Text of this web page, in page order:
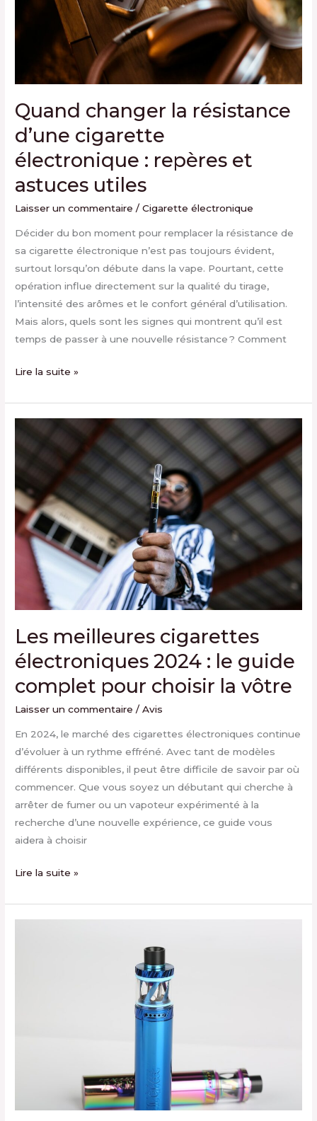
Quand changer la résistance
d’une cigarette
électronique : repères et
astuces utiles
Laisser un commentaire /Cigarette électronique
Décider du bon moment pour remplacer la résistance de
sa cigarette électronique n’est pas toujours évident,
surtout lorsqu’on débute dans la vape. Pourtant, cette
opération influe directement sur la qualité du tirage,
l’intensité des arômes et le confort général d’utilisation.
Mais alors, quels sont les signes qui montrent qu’il est
temps de passer à une nouvelle résistance ? Comment
électronique :
et
astuces
Lire la suite »
Les meilleures cigarettes
électroniques 2024 : le guide
complet pour choisir la vôtre
Laisser un commentaire /Avis
En 2024, le marché des cigarettes électroniques continue
d’évoluer à un rythme effréné. Avec tant de modèles
différents disponibles, il peut être difficile de savoir par où
commencer. Que vous soyez un débutant qui cherche à
arrêter de fumer ou un vapoteur expérimenté à la
recherche d’une nouvelle expérience, ce guide vous
aidera à choisir
2024
:
le
guide
complet
choisir
vôtre
Lire la suite »